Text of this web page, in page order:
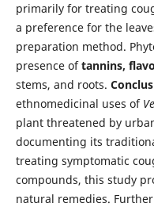
primarily for treating
a preference for the
preparation method.
presence oftannins,
stems, and roots.
ethnomedicinal uses of
plant threatened by
documenting its
treating symptomatic
compounds, this study
natural remedies.